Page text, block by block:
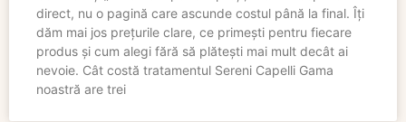
direct, nu o pagină care ascunde costul până la final. Îți
dăm mai jos prețurile clare, ce primești pentru fiecare
produs și cum alegi fără să plătești mai mult decât ai
nevoie. Cât costă tratamentul Sereni Capelli Gama
noastră are trei